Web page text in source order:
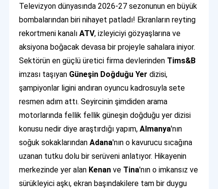
Televizyon dünyasında 2026-27 sezonunun en büyük
bombalarından biri nihayet patladı! Ekranların reyting
rekortmeni kanalıATV, izleyiciyi gözyaşlarına ve
aksiyona boğacak devasa bir projeyle sahalara iniyor.
Sektörün en güçlü üretici firma devlerinden Tims&B
imzası taşıyan Güneşin Doğduğu Yer dizisi,
şampiyonlar ligini andıran oyuncu kadrosuyla sete
resmen adım attı. Seyircinin şimdiden arama
motorlarında fellik fellik güneşin doğduğu yer dizisi
konusu nedir diye araştırdığı yapım,Almanya'nın
soğuk sokaklarındanAdana'nın o kavurucu sıcağına
uzanan tutku dolu bir serüveni anlatıyor. Hikayenin
merkezinde yer alan Kenan ve Tina'nın o imkansız ve
sürükleyici aşkı, ekran başındakilere tam bir duygu